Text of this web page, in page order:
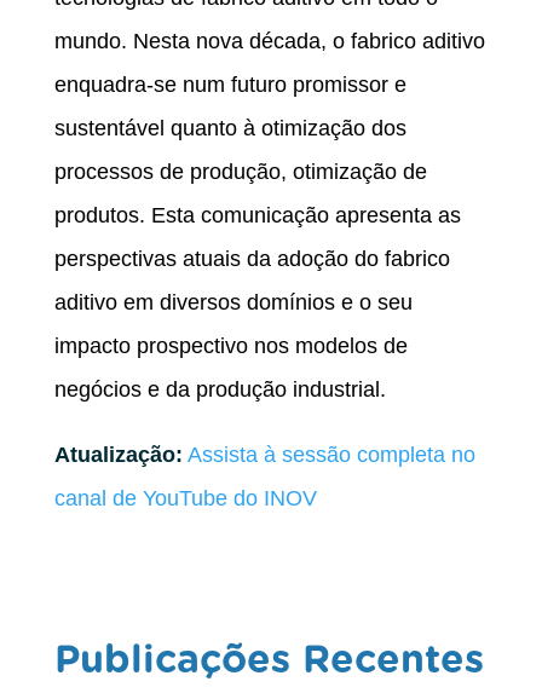
mundo. Nesta nova década, o fabrico aditivo
enquadra-se num futuro promissor e
sustentável quanto à otimização dos
processos de produção, otimização de
produtos. Esta comunicação apresenta as
perspectivas atuais da adoção do fabrico
aditivo em diversos domínios e o seu
impacto prospectivo nos modelos de
negócios e da produção industrial.
Atualização: Assista à sessão completa no
canal de YouTube do INOV
Publicações Recentes